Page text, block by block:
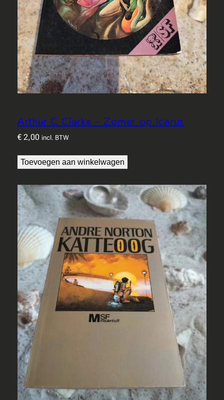
Arthur C Clarke – Zomer op Icarus
€2,00 incl. BTW
Toevoegen aan winkelwagen